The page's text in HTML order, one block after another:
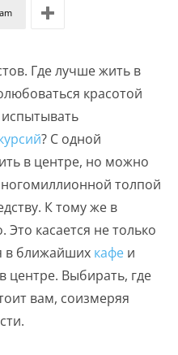
Где лучше жить в
красотой
? С одной
в центре, но можно
толпой
К тому же в
Это касается не только
в ближайших кафе и
центре. Выбирать, где
вам, соизмеряя